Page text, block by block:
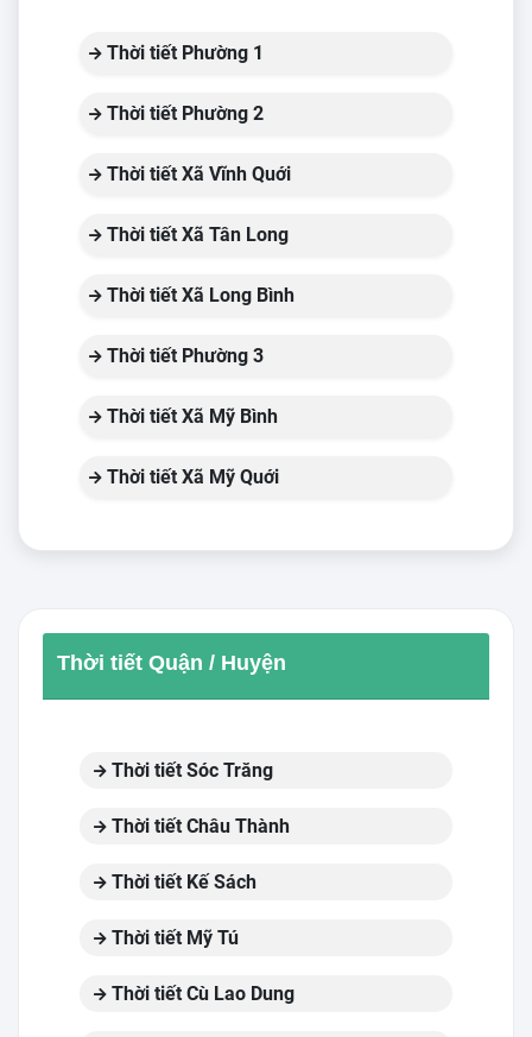
Thời tiết Phường 1
Thời tiết Phường 2
Thời tiết Xã Vĩnh Quới
Thời tiết Xã Tân Long
Thời tiết Xã Long Bình
Thời tiết Phường 3
Thời tiết Xã Mỹ Bình
Thời tiết Xã Mỹ Quới
Thời tiết Quận / Huyện
Thời tiết Sóc Trăng
Thời tiết Châu Thành
Thời tiết Kế Sách
Thời tiết Mỹ Tú
Thời tiết Cù Lao Dung